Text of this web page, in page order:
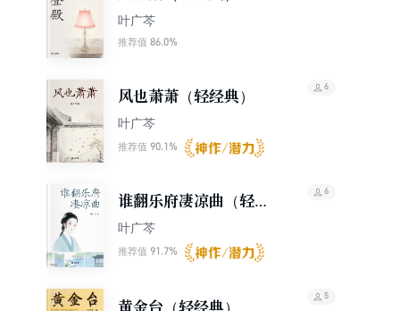
叶广芩
推荐值 86.0%
风也萧萧（轻经典）
叶广芩
推荐值 90.1%
6
谁翻乐府凄凉曲（轻经
典）
叶广芩
推荐值 91.7%
6
黄金台（轻经典）
5